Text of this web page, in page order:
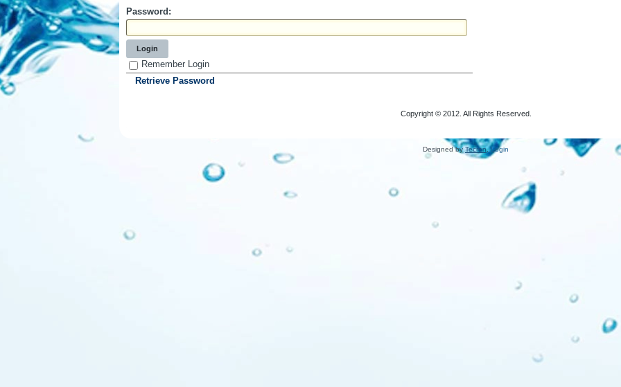
Password:
Login
Remember Login
Retrieve Password
Copyright © 2012. All Rights Reserved.
Designed byTecren. Login